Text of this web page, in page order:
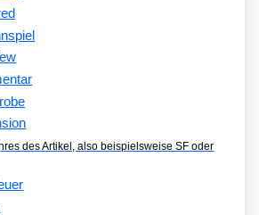
des Artikel, also beispielsweise SF oder